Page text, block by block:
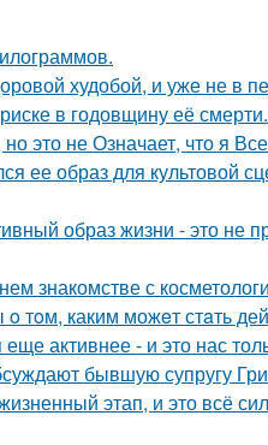
худобой, и уже не в
в годовщину её смерти.
это не Означает, что я
ее образ для культовой
образ жизни - это не
знакомстве с
тoм, каким можeт стaть
активнее - и это нас
бывшую супругу
этап, и это всё